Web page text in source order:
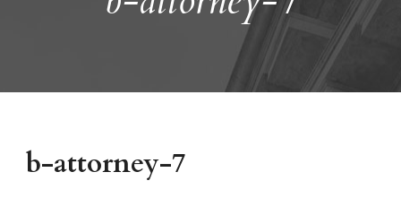
b-attorney-7